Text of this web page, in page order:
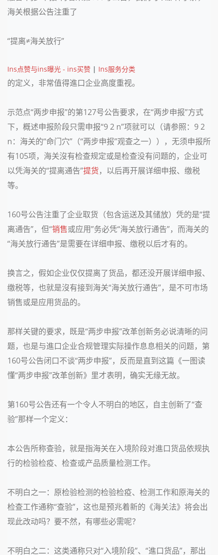
海关根据公告注重了
“提离≠海关放行”
Ins点赞与ins曝光 - ins买赞 | Ins服务分类
的定义，非常值得進口企业高度重视。
示范点“两步申报”的第127号公告要求，在“两步申报”方式
下，概述申报阶段只需申报“9 2 n”项就可以（请参照： 9 2
n：海关的“命门穴”（“两步申报”观查之一） ），无须申报所
有105项，海关沒有检查规定或是检查没有问题的，企业可
以凭海关的“提离通告”提货，以后再开展详细申报、缴税
等。
160号公告注重了企业取货（包含运送及其储放）凭的是“提
离通告”，但“销售或应用”务必凭“海关放行通告”，而海关的
“海关放行通告”是需要在详细申报、缴税以后才有的。
换言之，假如企业仅仅提离了货品，都还没开展详细申报、
缴税等，也就是沒有接到海关“海关放行通告”，是不可市场
销售或是应用货品的。
那样关键的要求，既是“两步申报”改革创新务必说清晰的问
题，也是与進口企业合规管理实际操作息息相关的问题，第
160号公告闭口不谈“两步申报”，反而是直到这篇《一图读
懂“两步申报”改革创新》里才表明，确实无缘无故。
第160号公告还有一个令人不明白的地区，自主创新了“查
验”那样一个定义：
本公告所称查验，就是指海关在入境阶段对進口货品依规执
行的检验检疫、检查或产品质量检测工作。
不明白之一：原检验检测的检验检疫、检测工作和原海关的
检查工作通称“查验”，这也是预兆着新的《海关法》将会出
现此改动吗？要不然，有哪些必需呢？
不明白之二：这类通称只对“入境阶段”、“進口货品”，那出